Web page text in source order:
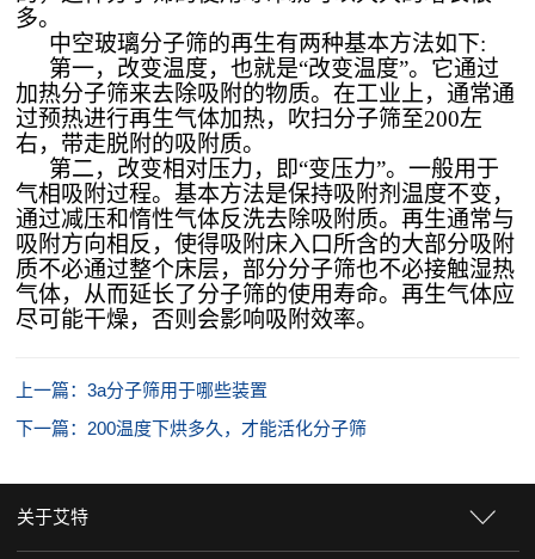
多。
中空玻璃分子筛的再生有两种基本方法如下:
第一，改变温度，也就是“改变温度”。它通过
加热分子筛来去除吸附的物质。在工业上，通常通
过预热进行再生气体加热，吹扫分子筛至200左
右，带走脱附的吸附质。
第二，改变相对压力，即“变压力”。一般用于
气相吸附过程。基本方法是保持吸附剂温度不变，
通过减压和惰性气体反洗去除吸附质。再生通常与
吸附方向相反，使得吸附床入口所含的大部分吸附
质不必通过整个床层，部分分子筛也不必接触湿热
气体，从而延长了分子筛的使用寿命。再生气体应
尽可能干燥，否则会影响吸附效率。
上一篇：3a分子筛用于哪些装置
下一篇：200温度下烘多久，才能活化分子筛
关于艾特